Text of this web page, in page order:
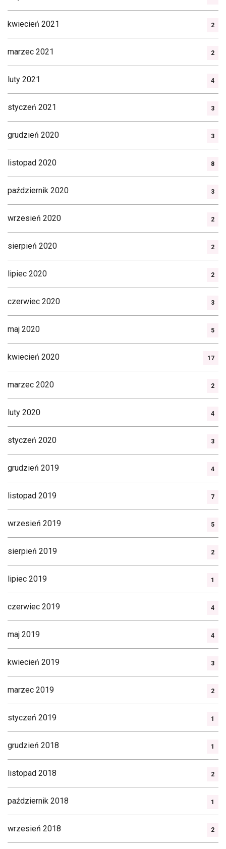
kwiecień 2021 2
marzec 2021 2
luty 2021 4
styczeń 2021 3
grudzień 2020 3
listopad 2020 8
październik 2020 3
wrzesień 2020 2
sierpień 2020 2
lipiec 2020 2
czerwiec 2020 3
maj 2020 5
kwiecień 2020 17
marzec 2020 2
luty 2020 4
styczeń 2020 3
grudzień 2019 4
listopad 2019 7
wrzesień 2019 5
sierpień 2019 2
lipiec 2019 1
czerwiec 2019 4
maj 2019 4
kwiecień 2019 3
marzec 2019 2
styczeń 2019 1
grudzień 2018 1
listopad 2018 2
październik 2018 1
wrzesień 2018 2